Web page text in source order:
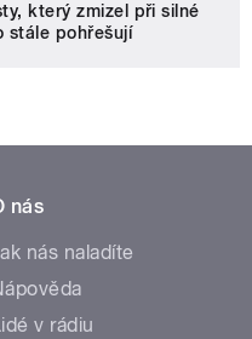
který zmizel při silné
stále pohřešují
nás
nás naladíte
v rádiu